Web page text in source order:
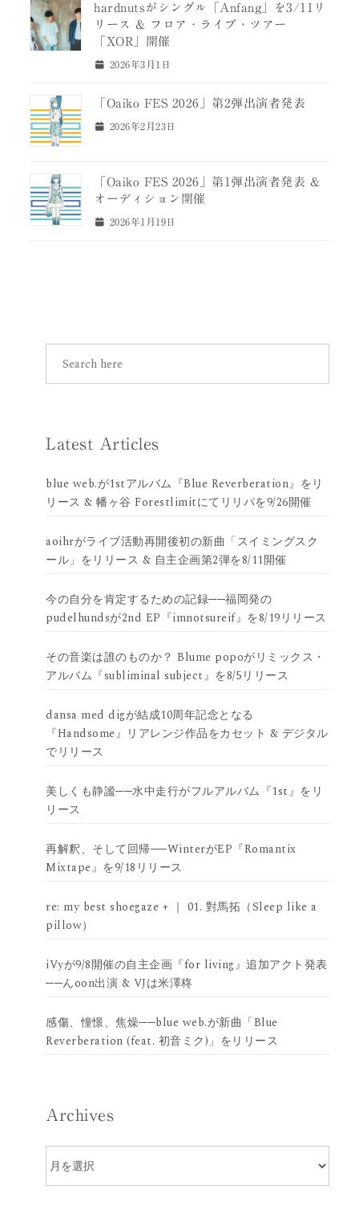
hardnutsがシングル「Anfang」を3/11リ
リース & フロア・ライブ・ツアー
「XOR」開催
2026年3月1日
「Oaiko FES 2026」第2弾出演者発表
2026年2月23日
「Oaiko FES 2026」第1弾出演者発表 &
オーディション開催
2026年1月19日
Latest Articles
blue web.が1stアルバム『Blue Reverberation』をリ
リース & 幡ヶ谷 Forestlimitにてリリパを9/26開催
aoihrがライブ活動再開後初の新曲「スイミングスク
ール」をリリース & 自主企画第2弾を8/11開催
今の自分を肯定するための記録──福岡発の
pudelhundsが2nd EP『imnotsureif』を8/19リリース
その音楽は誰のものか？ Blume popoがリミックス・
アルバム『subliminal subject』を8/5リリース
dansa med digが結成10周年記念となる
『Handsome』リアレンジ作品をカセット & デジタル
でリリース
美しくも静謐──水中走行がフルアルバム『1st』をリ
リース
再解釈、そして回帰──WinterがEP『Romantix
Mixtape』を9/18リリース
re: my best shoegaze + ｜ 01. 對馬拓（Sleep like a
pillow）
iVyが9/8開催の自主企画『for living』追加アクト発表
──んoon出演 & VJは米澤柊
感傷、憧憬、焦燥──blue web.が新曲「Blue
Reverberation (feat. 初音ミク)」をリリース
Archives